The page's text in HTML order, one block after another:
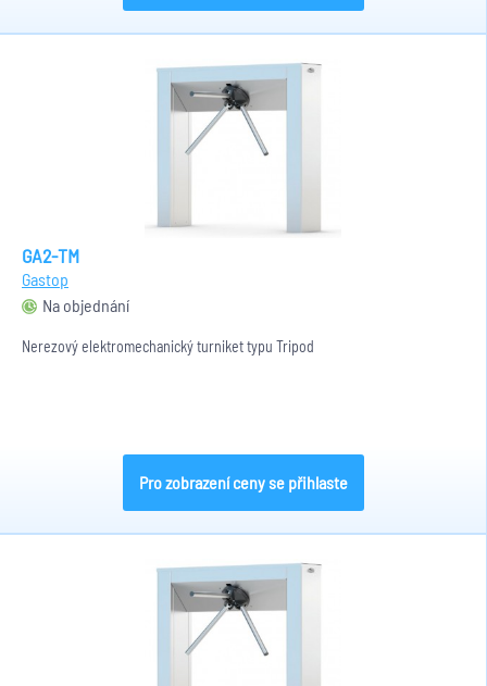
GA2-TM
Gastop
Na objednání
Nerezový elektromechanický turniket typu Tripod
Pro zobrazení ceny se přihlaste